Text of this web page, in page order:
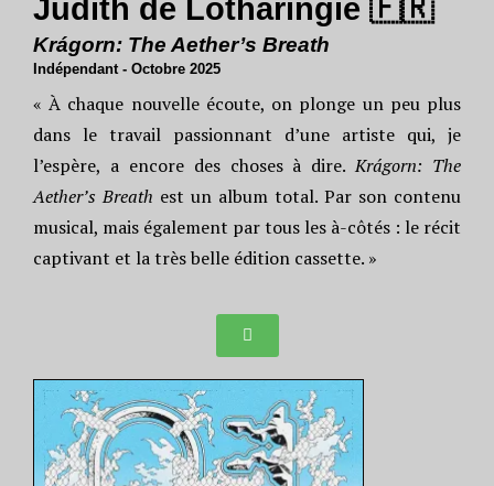
Judith de Lotharingie 🇫🇷
Krágorn: The Aether’s Breath
Indépendant - Octobre 2025
« À chaque nouvelle écoute, on plonge un peu plus
dans le travail passionnant d’une artiste qui, je
l’espère, a encore des choses à dire.Krágorn: The
Aether’s Breath est un album total. Par son contenu
musical, mais également par tous les à-côtés : le récit
captivant et la très belle édition cassette. »